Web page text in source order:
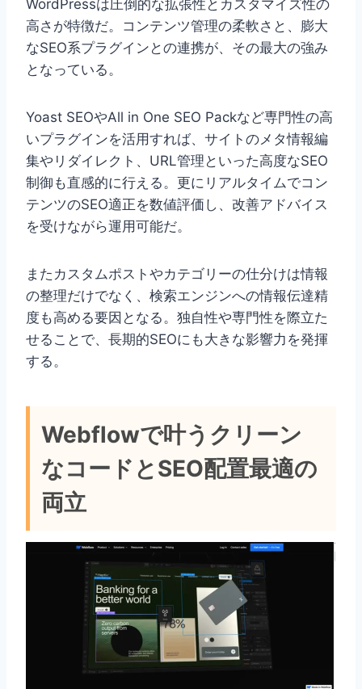
WordPressは圧倒的な拡張性とカスタマイズ性の
高さが特徴だ。コンテンツ管理の柔軟さと、膨大
なSEO系プラグインとの連携が、その最大の強み
となっている。
Yoast SEOやAll in One SEO Packなど専門性の高
いプラグインを活用すれば、サイトのメタ情報編
集やリダイレクト、URL管理といった高度なSEO
制御も直感的に行える。更にリアルタイムでコン
テンツのSEO適正を数値評価し、改善アドバイス
を受けながら運用可能だ。
またカスタムポストやカテゴリーの仕分けは情報
の整理だけでなく、検索エンジンへの情報伝達精
度も高める要因となる。独自性や専門性を際立た
せることで、長期的SEOにも大きな影響力を発揮
する。
Webflowで叶うクリーン
なコードとSEO配置最適の
両立